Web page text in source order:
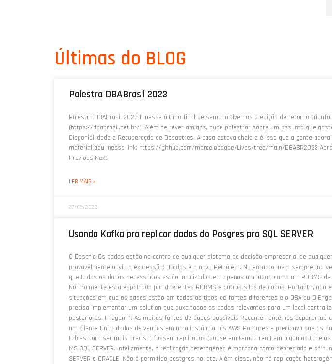
Últimas do BLOG
Palestra DBABrasil 2023
Palestra DBABrasil 2023 E nesse último final de semana tivemos a edição de retorno
(https://dbabrasil.net.br/). Além de rever amigos, pude palestrar sobre um assunto que
Disponibilidade e Recuperação de Desastres. A casa estava cheia e é isso que a gente
material aqui nesse link: https://github.com/marceloadade/Lives/tree/main/DBABR2023
Previous Next
LER MAIS »
27/06/2023
Usando Kafka pra replicar dados do Posgres pro SQL SERVER
O Desafio Os dados estão no centro de qualquer sistema de decisão empresarial de
provavelmente ouviu a expressão: “Dados é o novo Petróleo”. No entanto, nem sempre (na
que todos os dados necessários estão localizados em apenas um lugar, como um RDBMS
Normalmente está espalhado por diferentes RDBMS e outros silos de dados. Portanto, não
situações em que os dados estão em todos os tipos de fontes diferentes e o DBA ou O
precisa implementar um solution que puxa todos os dados relevantes para um local
posteriores. Imagem 1: As muitas fontes de dados possíveis Recentemente nos deparamos
um cliente tinha dados de vendas em uma instância rds AWS Postgres e precisava que os
tables para ser mais preciso) fossem replicados (quase em tempo real) em algumas tabelas
MS SQL SERVER. Infelizmente, a replicação heterogênea é marcada como depreciada e só
SERVER e ORACLE. Não é permitido postgres no lote. Além disso, não há replicação